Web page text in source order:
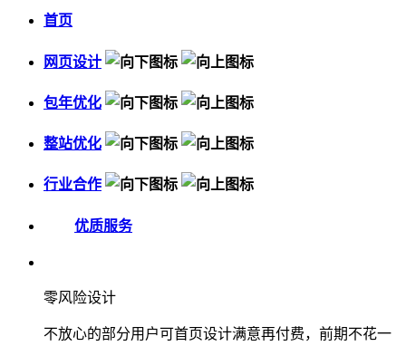
首页
网页设计
包年优化
整站优化
行业合作
优质服务
零风险设计
不放心的部分用户可首页设计满意再付费，前期不花一